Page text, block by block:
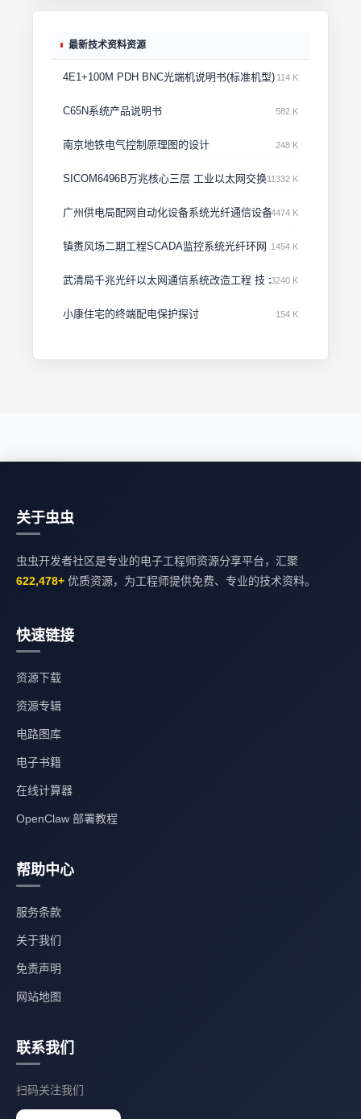
最新技术资料资源
4E1+100M PDH BNC光端机说明书(标准机型) 114 K
C65N系统产品说明书 582 K
南京地铁电气控制原理图的设计 248 K
SICOM6496B万兆核心三层 工业以太网交换机用户手册
11332 K
广州供电局配网自动化设备系统光纤通信设备投标文件·技术部分
4474 K
镇赉风场二期工程SCADA监控系统光纤环网 1454 K
武清局千兆光纤以太网通信系统改造工程 技 术 方 案
3240 K
小康住宅的终端配电保护探讨 154 K
关于虫虫
虫虫开发者社区是专业的电子工程师资源分享平台，汇聚
622,478+ 优质资源，为工程师提供免费、专业的技术资料。
快速链接
资源下载
资源专辑
电路图库
电子书籍
在线计算器
OpenClaw 部署教程
帮助中心
服务条款
关于我们
免责声明
网站地图
联系我们
扫码关注我们